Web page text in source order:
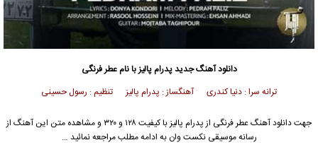
دانلود آهنگ جدیدپدرام پالیزبا نام عطر فرنگی
ترانه سرا : دنیا کندری آهنگساز : پدرام پالیز تنظیم : رسول حسینی
جهت دانلود آهنگ عطر فرنگی از پدرام پالیز
با کیفیت ۱۲۸ و ۳۲۰ و مشاهده متن این آهنگ از
رسانه موسیقی نکست وان به ادامه مطلب مراجعه نمائید …